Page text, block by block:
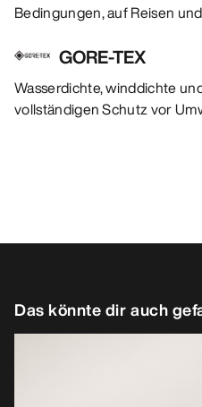
Bedingungen, auf Reisen
GORE-TEX
Wasserdichte, winddichte
vollständigen Schutz vor
Das könnte dir auch